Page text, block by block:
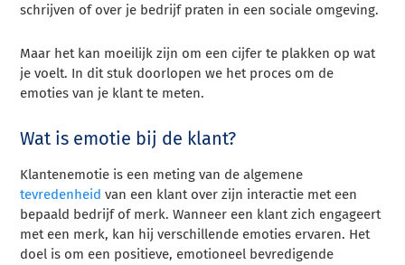
schrijven of over je bedrijf praten in een sociale omgeving.
Maar het kan moeilijk zijn om een cijfer te plakken op wat
je voelt. In dit stuk doorlopen we het proces om de
emoties van je klant te meten.
Wat is emotie bij de klant?
Klantenemotie is een meting van de algemene
tevredenheid van een klant over zijn interactie met een
bepaald bedrijf of merk. Wanneer een klant zich engageert
met een merk, kan hij verschillende emoties ervaren. Het
doel is om een positieve, emotioneel bevredigende